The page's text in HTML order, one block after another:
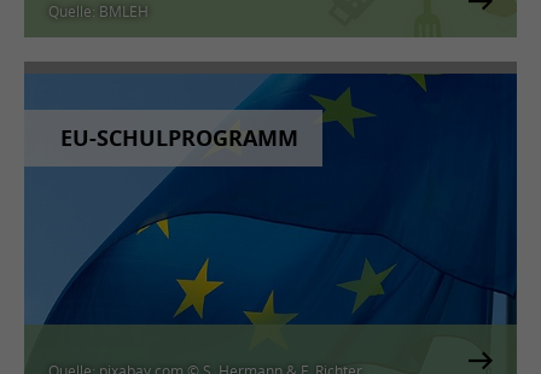
© BMLEH
Quelle: BMLEH
EU-SCHULPROGRAMM